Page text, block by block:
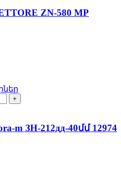
ZN-580 MP
m ЗН-212дд-40մմ 12974